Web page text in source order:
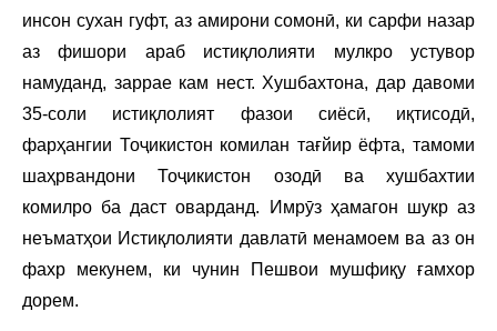
инсон сухан гуфт, аз амирони сомонӣ, ки сарфи назар
аз фишори араб истиқлолияти мулкро устувор
намуданд, заррае кам нест. Хушбахтона, дар давоми
35-соли истиқлолият фазои сиёсӣ, иқтисодӣ,
фарҳангии Тоҷикистон комилан тағйир ёфта, тамоми
шаҳрвандони Тоҷикистон озодӣ ва хушбахтии
комилро ба даст оварданд. Имрӯз ҳамагон шукр аз
неъматҳои Истиқлолияти давлатӣ менамоем ва аз он
фахр мекунем, ки чунин Пешвои мушфиқу ғамхор
дорем.